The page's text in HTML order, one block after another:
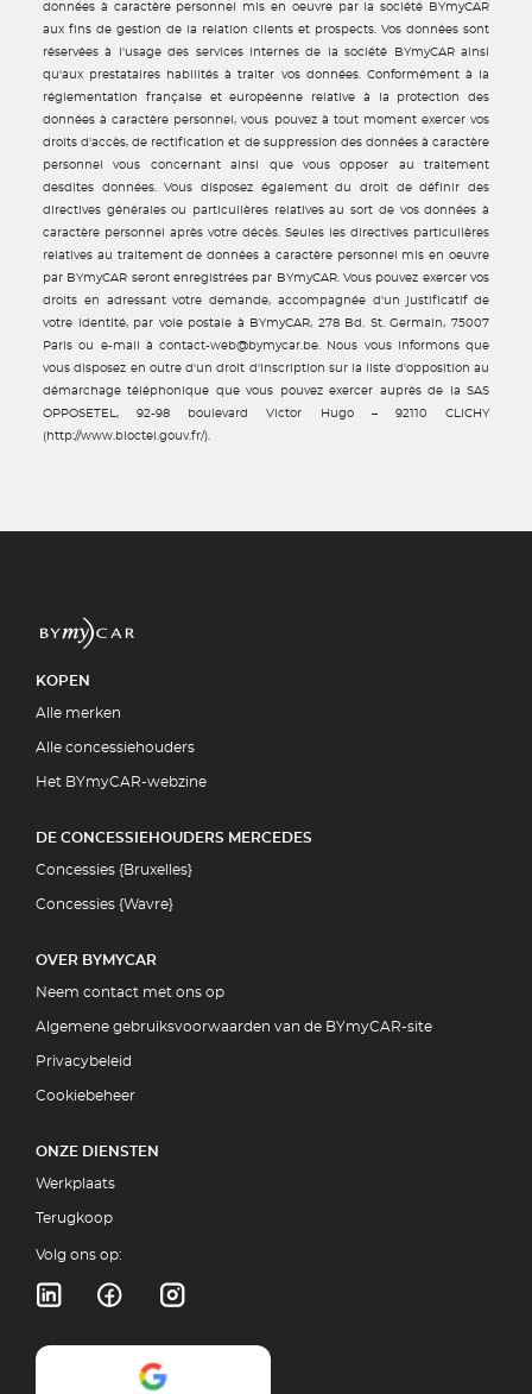
données à caractère personnel mis en oeuvre par la société BYmyCAR
aux fins de gestion de la relation clients et prospects. Vos données sont
réservées à l'usage des services internes de la société BYmyCAR ainsi
qu'aux prestataires habilités à traiter vos données. Conformément à la
réglementation française et européenne relative à la protection des
données à caractère personnel, vous pouvez à tout moment exercer vos
droits d'accès, de rectification et de suppression des données à caractère
personnel vous concernant ainsi que vous opposer au traitement
desdites données. Vous disposez également du droit de définir des
directives générales ou particulières relatives au sort de vos données à
caractère personnel après votre décès. Seules les directives particulières
relatives au traitement de données à caractère personnel mis en oeuvre
par BYmyCAR seront enregistrées par BYmyCAR. Vous pouvez exercer vos
droits en adressant votre demande, accompagnée d'un justificatif de
votre identité, par voie postale à BYmyCAR, 278 Bd. St. Germain, 75007
Paris ou e-mail à contact-web@bymycar.be. Nous vous informons que
vous disposez en outre d'un droit d'inscription sur la liste d'opposition au
démarchage téléphonique que vous pouvez exercer auprès de la SAS
OPPOSETEL, 92-98 boulevard Victor Hugo – 92110 CLICHY
(http://www.bloctel.gouv.fr/).
KOPEN
Alle merken
Alle concessiehouders
Het BYmyCAR-webzine
DE CONCESSIEHOUDERS MERCEDES
Concessies {Bruxelles}
Concessies {Wavre}
OVER BYMYCAR
Neem contact met ons op
Algemene gebruiksvoorwaarden van de BYmyCAR-site
Privacybeleid
Cookiebeheer
ONZE DIENSTEN
Werkplaats
Terugkoop
Volg ons op: